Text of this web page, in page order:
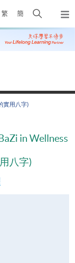
繁 簡
Open
search
panel
實用八字)
in Wellness
八字)